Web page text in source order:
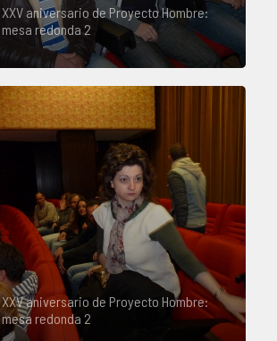
XXV aniversario de Proyecto Hombre:
mesa redonda 2
XXV aniversario de Proyecto Hombre:
mesa redonda 2